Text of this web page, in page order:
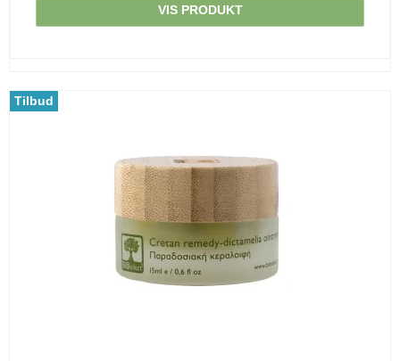
VIS PRODUKT
Tilbud